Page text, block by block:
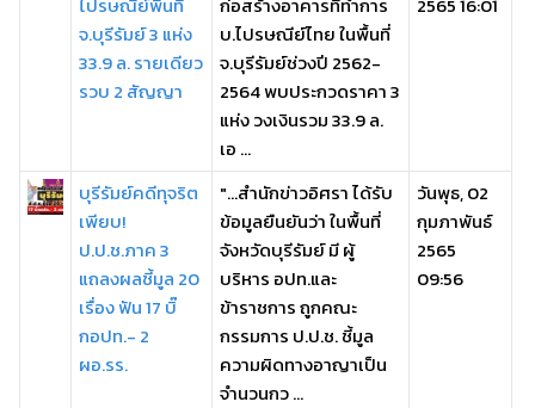
จ.บุรีรัมย์ 3 แห่ง
33.9 ล. รายเดียว
รวบ 2 สัญญา
บ.ไปรษณีย์ไทย ในพื้นที่
จ.บุรีรัมย์ช่วงปี 2562-
2564 พบประกวดราคา 3
แห่ง วงเงินรวม 33.9 ล.
เอ ...
บุรีรัมย์คดีทุจริต
เพียบ!
ป.ป.ช.ภาค 3
แถลงผลชี้มูล 20
เรื่อง ฟัน 17 บิ๊
กอปท.- 2
ผอ.รร.
"...สำนักข่าวอิศรา ได้รับ
ข้อมูลยืนยันว่า ในพื้นที่
จังหวัดบุรีรัมย์ มี ผู้
บริหาร อปท.และ
ข้าราชการ ถูกคณะ
กรรมการ ป.ป.ช. ชี้มูล
ความผิดทางอาญาเป็น
จำนวนกว ...
วันพุธ, 02
กุมภาพันธ์
2565
09:56